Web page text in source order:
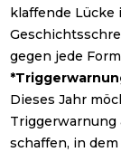
klaffende
gegen jede
Dieses Jahr
Triggerwarnung
schaffen, in